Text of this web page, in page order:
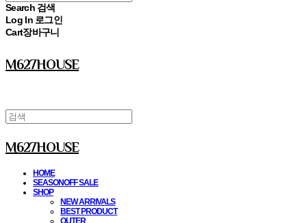
Search 검색
Log In 로그인
Cart장바구니
M627HOUSE
M627HOUSE
HOME
SEASONOFF SALE
SHOP
NEW ARRIVALS
BEST PRODUCT
OUTER